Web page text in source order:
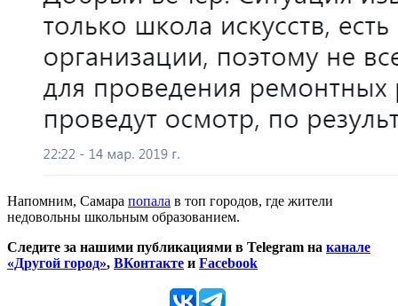
Напомним, Самара попала в топ городов, где жители
недовольны школьным образованием.
Следите за нашими публикациями в Telegram на канале
«Другой город», ВКонтакте и Facebook